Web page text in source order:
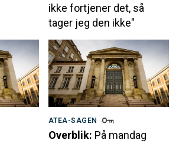
ikke fortjener det, så
tager jeg den ikke"
ATEA-SAGEN
Overblik: På mandag